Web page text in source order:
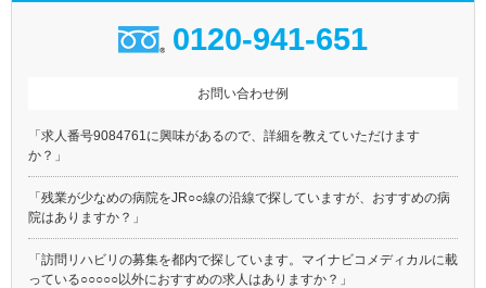
0120-941-651
お問い合わせ例
「求人番号9084761に興味があるので、詳細を教えていただけます
か？」
「残業が少なめの病院をJR○○線の沿線で探していますが、おすすめの病
院はありますか？」
「訪問リハビリの募集を都内で探しています。マイナビコメディカルに載
っている○○○○○以外におすすめの求人はありますか？」